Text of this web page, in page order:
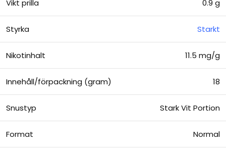
Vikt prilla 0.9 g
Styrka Starkt
Nikotinhalt 11.5 mg/g
Innehåll/förpackning (gram) 18
Snustyp Stark Vit Portion
Format Normal